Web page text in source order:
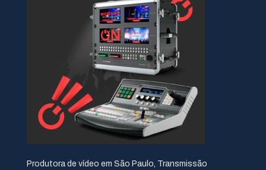
Produtora de vídeo em São Paulo, Transmissão